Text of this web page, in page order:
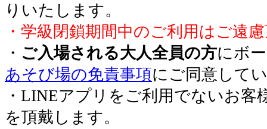
りいたします。
・学級閉鎖期間中のご利用はご遠
・ ご入場される大人全員の方にボ
あそび場の免責事項にご同意して
・LINEアプリをご利用でないお客
を頂戴します。